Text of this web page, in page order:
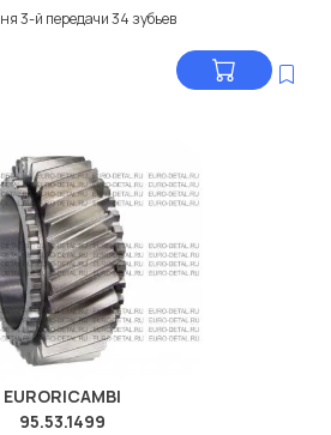
3-й передачи 34 зубьев
EURORICAMBI
95.53.1499